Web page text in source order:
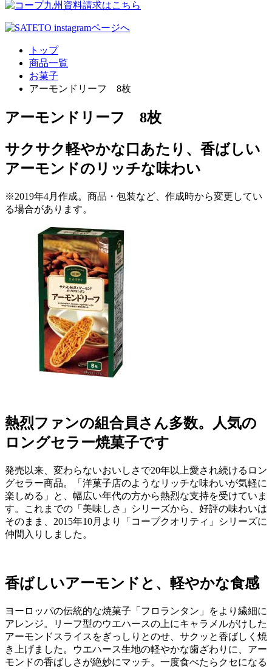
トップ
商品一覧
お菓子
アーモンドリーフ 8枚
アーモンドリーフ 8枚
サクサク軽やかな口あたり、香ばしい
アーモンドのリッチな味わい
※2019年4月作成。商品・包装など、作成時から変更してい
る場合があります。
熱烈ファンの組合員さん多数。人気の
ロングセラー焼菓子です
発売以来、変わらないおいしさで20年以上愛され続けるロン
グセラー商品。「洋菓子店のようなリッチな味わいが気軽に
楽しめる」と、幅広い年代の方から熱烈な支持を受けていま
す。これまでの「美味しさ」シリーズから、好評の味わいは
そのまま、2015年10月より「コープクオリティ」シリーズに
仲間入りしました。
香ばしいアーモンドと、軽やかな食感
ヨーロッパの伝統的な焼菓子「フロランタン」をより繊細に
アレンジ。リーフ型のウエハースの上にキャラメルがけした
アーモンドスライスをぎっしりとのせ、サクッと香ばしく焼
き上げました。ウエハース生地の軽やかな歯ざわりに、アー
モンドの香ばしさが絶妙にマッチ。一度食べたらクセになる